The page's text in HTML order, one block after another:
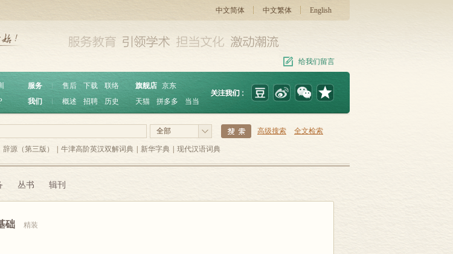
中文简体 中文繁体 English
给我们留言
服务 ︱ 售后 下载
联络
我们
概述 招聘 历史
旗舰店 京东
天猫
拼多多 当当
全部 高级搜索 全文检索
辞源（第三版） 牛津高阶英汉双解词典 新华字典 现代汉语词典
丛书 辑刊
础
精装